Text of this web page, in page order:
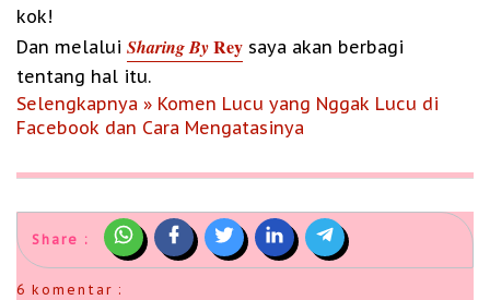
kok!
Dan melalui Sharing ByRey saya akan berbagi
tentang hal itu.
Selengkapnya » Komen Lucu yang Nggak Lucu di
Facebook dan Cara Mengatasinya
Share :
6 komentar :